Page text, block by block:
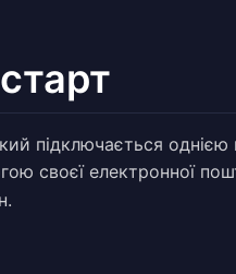
підключається
своєї електронної